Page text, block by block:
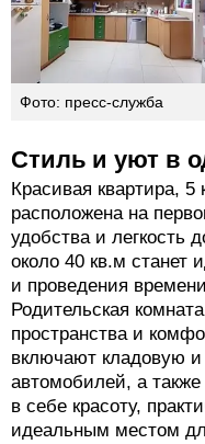
Фото: пресс-служба
Стиль и уют в
Красивая квартира,
расположена на
удобства и легкость
около 40 кв.м станет
и проведения
Родительская
пространства и
включают кладовую и
автомобилей, а
в себе красоту,
идеальным местом